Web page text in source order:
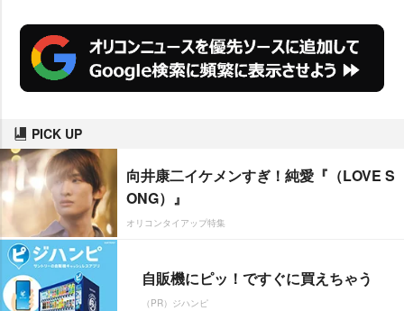
PICK UP
向井康二イケメンすぎ！純愛『（LOVE S
ONG）』
オリコンタイアップ特集
自販機にピッ！ですぐに買えちゃう
（PR）ジハンピ